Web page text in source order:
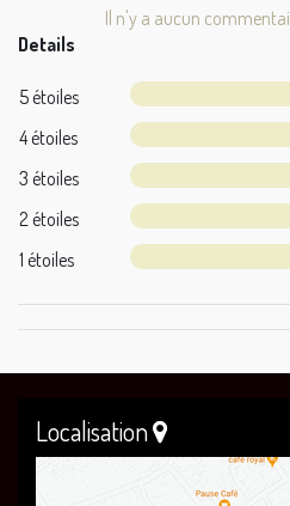
Il n'y a aucun
Details
5 étoiles
4 étoiles
3 étoiles
2 étoiles
1 étoiles
Localisation